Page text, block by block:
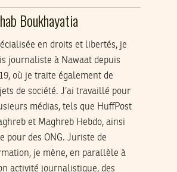
Boukhayatia
en droits et libertés, je
journaliste à Nawaat depuis
où je traite également de
de société. J’ai travaillé pour
médias, tels que HuffPost
et Maghreb Hebdo, ainsi
pour des ONG. Juriste de
je mène, en parallèle à
activité journalistique, des